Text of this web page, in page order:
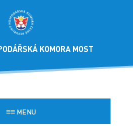
KOMORA MOST
≡≡MENU